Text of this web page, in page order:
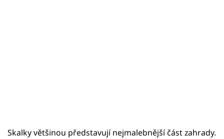
Skalky většinou představují nejmalebnější část zahrady.